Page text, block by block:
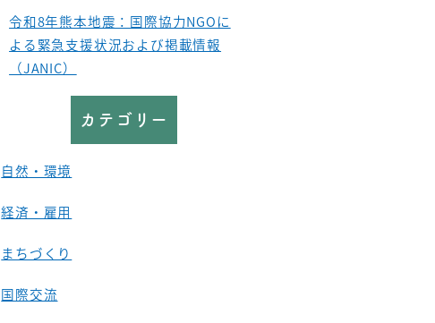
令和8年熊本地震：国際協力NGOに
よる緊急支援状況および掲載情報
（JANIC）
カテゴリー
自然・環境
経済・雇用
まちづくり
国際交流